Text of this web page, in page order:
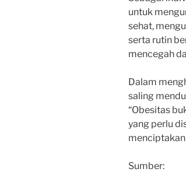
untuk
sehat,
serta rutin
mencegah
Dalam
saling
“Obesitas
yang perlu
menciptakan
Sumber: